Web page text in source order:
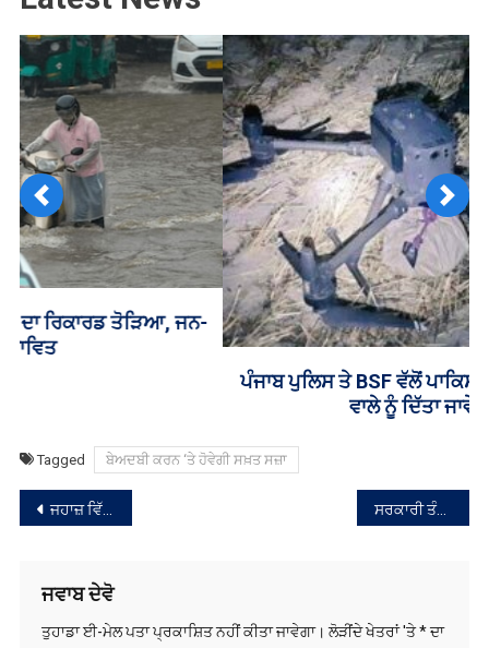
ਪੰਜਾਬ ਪੁਲਿਸ ਤੇ BSF ਵੱਲੋਂ ਪਾਕਿਸਤਾਨੀ ਡਰੋਨ ਦੀ ਸੂਚਨਾ ਦੇਣ
Previous Next
Tagged ਬੇਅਦਬੀ ਕਰਨ ‘ਤੇ ਹੋਵੇਗੀ ਸਖ਼ਤ ਸਜ਼ਾ
ਸੰਪਾਦਨਾ
ਜਹਾਜ਼ ਵਿੱਚ ਬੰਬ ਹੈ, ਕਿਸੇ ਵੀ ਸਮੇਂ ਫਟ ਸਕਦਾ ਦੀ ਮਿਲੀ ਧਮਕੀ ਸਰਕਾਰੀ ਤੰਤਰ ਦੇ ‘ਭੇਤੀ’ ਨੇ ਸੰਜੀਵ ਅਰੋੜਾ ਤੱਕ ਪਹੁੰਚਾਈ ਸੀ ਖ਼ਬਰ;ਮਜੀਠੀਆ
ਜਵਾਬ ਦੇਵੋ
ਤੁਹਾਡਾ ਈ-ਮੇਲ ਪਤਾ ਪ੍ਰਕਾਸ਼ਿਤ ਨਹੀਂ ਕੀਤਾ ਜਾਵੇਗਾ। ਲੋੜੀਂਦੇ ਖੇਤਰਾਂ 'ਤੇ*ਦਾ